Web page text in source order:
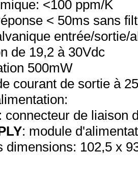
<100 ppm/K
< 50ms sans
entrée/sortie/
de 19,2 à 30Vdc
500mW
courant de sortie à
: connecteur de liaison
: module
dimensions: 102,5 x